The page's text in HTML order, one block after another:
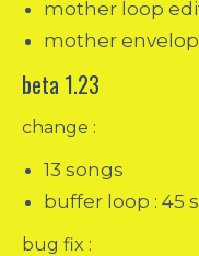
mother loop
mother
beta 1.23
change :
13 songs
buffer loop : 45 s
bug fix :